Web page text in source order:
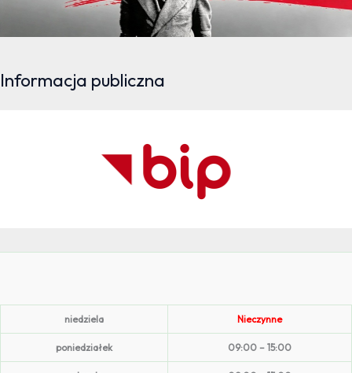
Informacja publiczna
niedziela Nieczynne
poniedziałek 09:00 – 15:00